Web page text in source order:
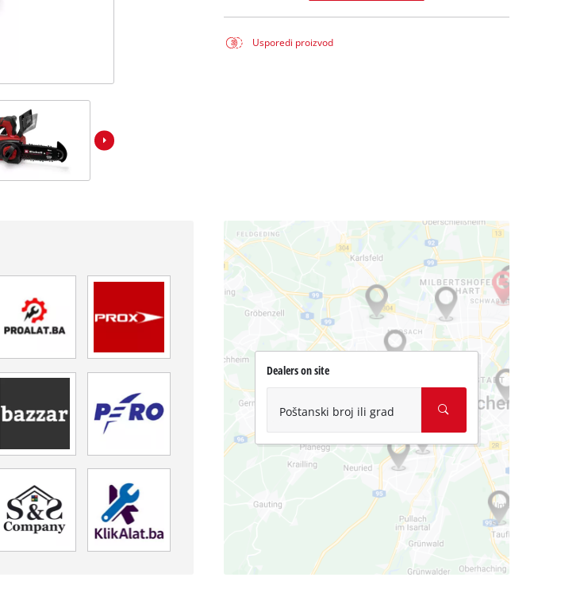
Usporedi proizvod
Dealers on site
Poštanski broj ili grad